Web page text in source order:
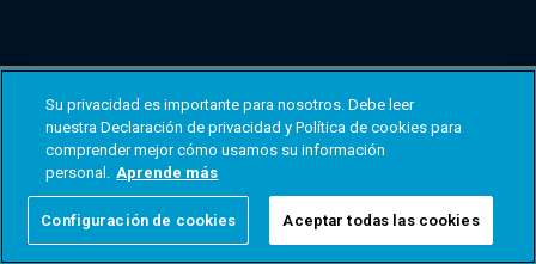
Su privacidad es importante para nosotros. Debe leer
nuestra Declaración de privacidad y Política de cookies para
comprender mejor cómo usamos su información
personal. Aprende más
Configuración de cookies Aceptar todas las cookies